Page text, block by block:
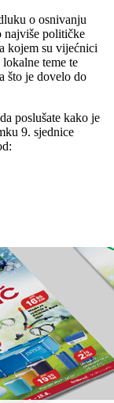
o osnivanju
najviše političke
kojem su vijećnici
teme te
što je dovelo do
poslušate kako je
9. sjednice